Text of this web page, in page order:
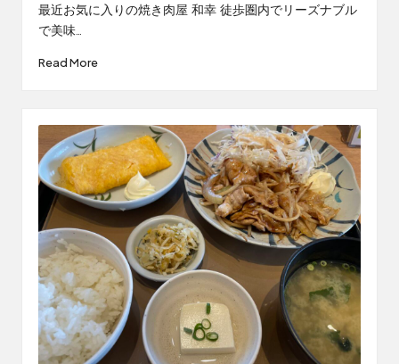
by
最近お気に入りの焼き肉屋 和幸 徒歩圏内でリーズナブル
で美味…
Read More